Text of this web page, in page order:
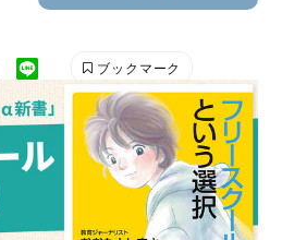
ブックマーク